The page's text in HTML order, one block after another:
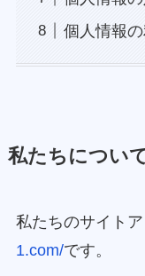
個人情報
私たちについ
私たちのサイト
1.com/です。